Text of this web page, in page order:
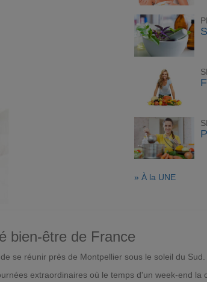
» À la UNE
bien-être de France
se réunir près de Montpellier sous le soleil du Sud.
extraordinaires où le temps d'un week-end la